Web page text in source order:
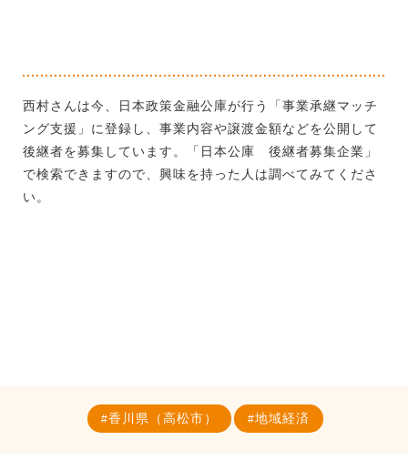
西村さんは今、日本政策金融公庫が行う「事業承継マッチ
ング支援」に登録し、事業内容や譲渡金額などを公開して
後継者を募集しています。「日本公庫 後継者募集企業」
で検索できますので、興味を持った人は調べてみてくださ
い。
香川県（高松市） 地域経済